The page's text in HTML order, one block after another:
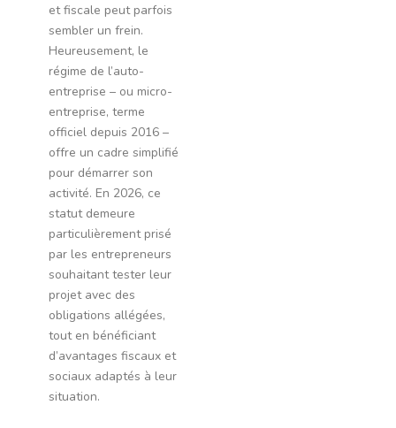
et fiscale peut parfois
sembler un frein.
Heureusement, le
régime de l’auto-
entreprise – ou micro-
entreprise, terme
officiel depuis 2016 –
offre un cadre simplifié
pour démarrer son
activité. En 2026, ce
statut demeure
particulièrement prisé
par les entrepreneurs
souhaitant tester leur
projet avec des
obligations allégées,
tout en bénéficiant
d’avantages fiscaux et
sociaux adaptés à leur
situation.